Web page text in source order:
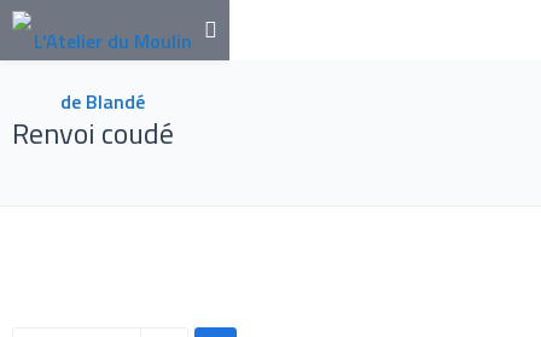
Renvoi coudé